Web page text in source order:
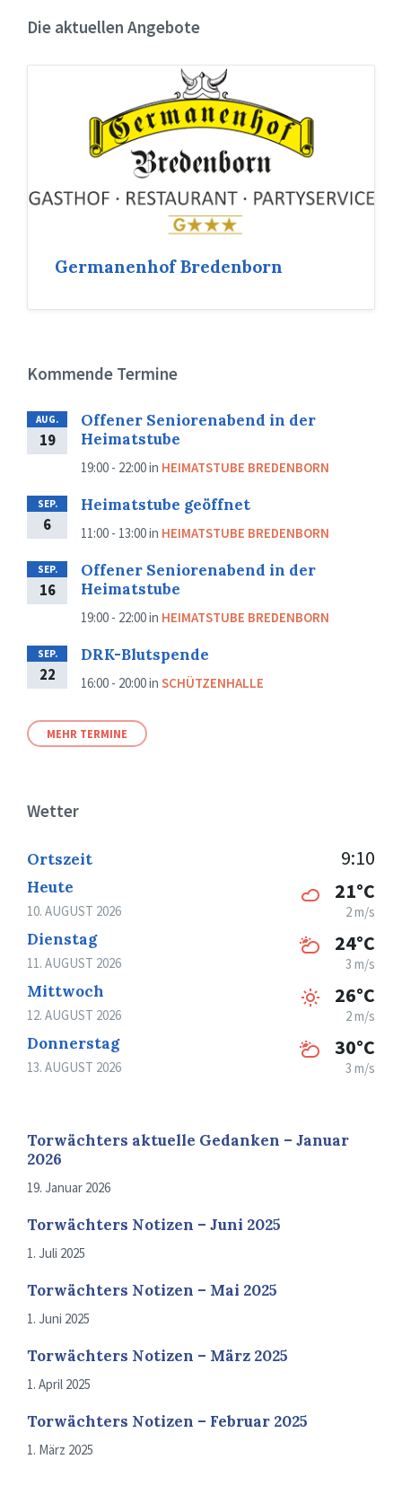
Die aktuellen Angebote
Germanenhof Bredenborn
Kommende Termine
AUG.
19
Offener Seniorenabend in der
Heimatstube
19:00 - 22:00in HEIMATSTUBE BREDENBORN
SEP.
6
Heimatstube geöffnet
11:00 - 13:00in HEIMATSTUBE BREDENBORN
SEP.
16
Offener Seniorenabend in der
Heimatstube
19:00 - 22:00in HEIMATSTUBE BREDENBORN
SEP.
22
DRK-Blutspende
16:00 - 20:00in SCHÜTZENHALLE
MEHR TERMINE
Wetter
Ortszeit 9:10
Heute
10. AUGUST 2026
21°C
2 m/s
Dienstag
11. AUGUST 2026
24°C
3 m/s
Mittwoch
12. AUGUST 2026
26°C
2 m/s
Donnerstag
13. AUGUST 2026
30°C
3 m/s
Torwächters aktuelle Gedanken – Januar
2026
19. Januar 2026
Torwächters Notizen – Juni 2025
1. Juli 2025
Torwächters Notizen – Mai 2025
1. Juni 2025
Torwächters Notizen – März 2025
1. April 2025
Torwächters Notizen – Februar 2025
1. März 2025